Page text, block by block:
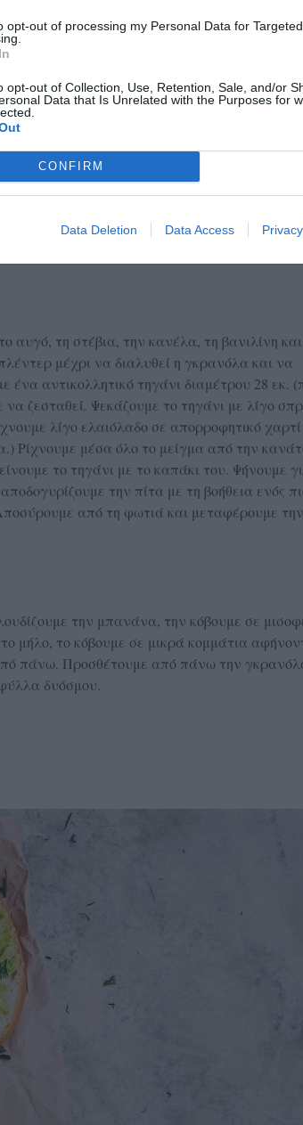
opt-out of processing my Personal Data for Targeted
opt-out of Collection, Use, Retention, Sale, and/or
Data that Is Unrelated with the Purposes for
CONFIRM
Data Deletion Data Access
αυγό, τη στέβια, την κανέλα, τη βανιλίνη
μέχρι να διαλυθεί η γκρανόλα και να
ένα αντικολλητικό τηγάνι διαμέτρου 28 εκ.
ζεσταθεί. Ψεκάζουμε το τηγάνι με λίγο
λίγο ελαιόλαδο σε απορροφητικό χαρτί
Ρίχνουμε μέσα όλο το μείγμα από την
το τηγάνι με το καπάκι του. Ψήνουμε
την πίτα με τη βοήθεια ενός
από τη φωτιά και μεταφέρουμε
την μπανάνα, την κόβουμε σε
μήλο, το κόβουμε σε μικρά κομμάτια
πάνω. Προσθέτουμε από πάνω την
δυόσμου.